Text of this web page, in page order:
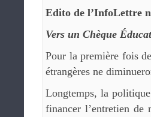
Edito de l’InfoLettre
Vers un Chèque
Pour la première fois
étrangères ne
Longtemps, la
financer l’entretien de